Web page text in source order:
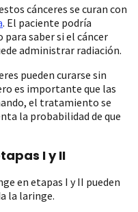
cánceres se curan con
. El paciente podría
saber si el cáncer
administrar radiación.
pueden curarse sin
es importante que las
el tratamiento se
la probabilidad de que
I y II
en etapas I y II pueden
la laringe.